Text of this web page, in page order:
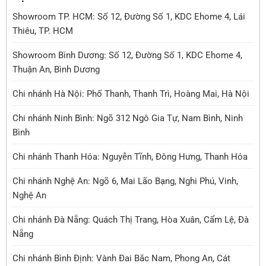
Showroom TP. HCM: Số 12, Đường Số 1, KDC Ehome 4, Lái
Thiêu, TP. HCM
Showroom Bình Dương: Số 12, Đường Số 1, KDC Ehome 4,
Thuận An, Bình Dương
Chi nhánh Hà Nội: Phố Thanh, Thanh Trì, Hoàng Mai, Hà Nội
Chi nhánh Ninh Bình: Ngõ 312 Ngô Gia Tự, Nam Bình, Ninh
Bình
Chi nhánh Thanh Hóa: Nguyễn Tĩnh, Đông Hưng, Thanh Hóa
Chi nhánh Nghệ An: Ngõ 6, Mai Lão Bạng, Nghi Phú, Vinh,
Nghệ An
Chi nhánh Đà Nẵng: Quách Thị Trang, Hòa Xuân, Cẩm Lệ, Đà
Nẵng
Chi nhánh Bình Định: Vành Đai Bắc Nam, Phong An, Cát